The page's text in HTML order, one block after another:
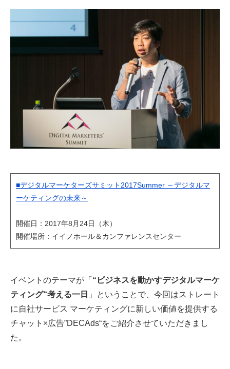
■デジタルマーケターズサミット2017Summer ～デジタルマ
ーケティングの未来～
開催日：2017年8月24日（木）
開催場所：イイノホール＆カンファレンスセンター
イベントのテーマが「 “ビジネスを動かすデジタルマーケ
ティング“考える一日 」ということで、今回はストレート
に自社サービス マーケティングに新しい価値を提供する
チャット×広告”DECAds“をご紹介させていただきまし
た。